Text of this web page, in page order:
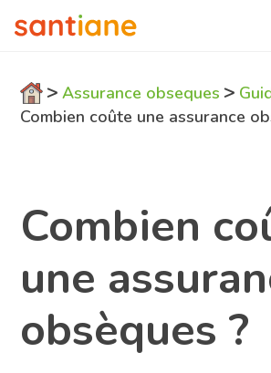
> Assurance obseques >
Combien coûte une assurance
Combien
une
obsèques ?